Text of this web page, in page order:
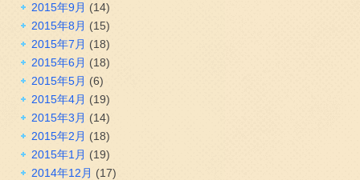
2015年9月 (14)
2015年8月 (15)
2015年7月 (18)
2015年6月 (18)
2015年5月 (6)
2015年4月 (19)
2015年3月 (14)
2015年2月 (18)
2015年1月 (19)
2014年12月 (17)